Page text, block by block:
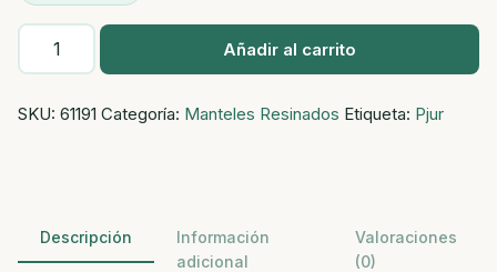
Pjur
woman
aloe
cantidad
Añadir al carrito
SKU: 61191 Categoría: Manteles Resinados Etiqueta: Pjur
Descripción
Información
adicional
Valoraciones
(0)